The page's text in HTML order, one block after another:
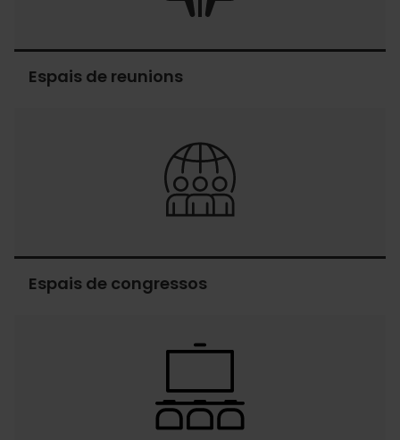
Espais de reunions
Espais de congressos